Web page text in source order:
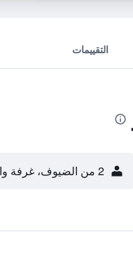
التقييمات
2 من الضيوف، غرفة واحدة